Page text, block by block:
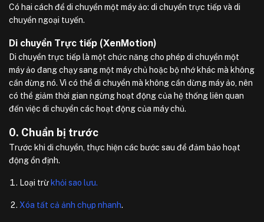
Có hai cách để di chuyển một máy ảo: di chuyển trực tiếp và di
chuyển ngoại tuyến.
Di chuyển Trực tiếp (XenMotion)
Di chuyển trực tiếp là một chức năng cho phép di chuyển một
máy ảo đang chạy sang một máy chủ hoặc bộ nhớ khác mà không
cần dừng nó. Vì có thể di chuyển mà không cần dừng máy ảo, nên
có thể giảm thời gian ngừng hoạt động của hệ thống liên quan
đến việc di chuyển các hoạt động của máy chủ.
0. Chuẩn bị trước
Trước khi di chuyển, thực hiện các bước sau để đảm bảo hoạt
động ổn định.
Loại trừ khỏi sao lưu.
Xóa tất cả ảnh chụp nhanh.